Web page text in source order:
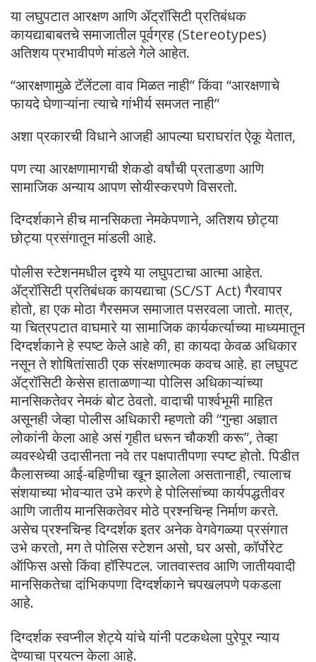
या लघुपटात ​आरक्षण आणि ॲट्रॉसिटी प्रतिबंधक
कायद्याबाबतचे समाजातील पूर्वग्रह (Stereotypes)
अतिशय प्रभावीपणे मांडले गेले आहेत.
“आरक्षणामुळे टॅलेंटला वाव मिळत नाही” किंवा “आरक्षणाचे
फायदे घेणाऱ्यांना त्याचे गांभीर्य समजत नाही”
अशा प्रकारची विधाने आजही आपल्या घराघरांत ऐकू येतात,
पण त्या आरक्षणामागची शेकडो वर्षांची प्रताडणा आणि
सामाजिक अन्याय आपण सोयीस्करपणे विसरतो.
दिग्दर्शकाने हीच मानसिकता नेमकेपणाने, अतिशय छोट्या
छोट्या प्रसंगातून मांडली आहे.
​पोलीस स्टेशनमधील दृश्ये या लघुपटाचा आत्मा आहेत.
ॲट्रॉसिटी प्रतिबंधक कायद्याचा (SC/ST Act) गैरवापर
होतो, हा एक मोठा गैरसमज समाजात पसरवला जातो. मात्र,
या चित्रपटात वाघमारे या सामाजिक कार्यकर्त्याच्या माध्यमातून
दिग्दर्शकाने हे स्पष्ट केले आहे की, हा कायदा केवळ अधिकार
नसून ते शोषितांसाठी एक संरक्षणात्मक कवच आहे. ​हा लघुपट
ॲट्रॉसिटी केसेस हाताळणाऱ्या पोलिस अधिकाऱ्यांच्या
मानसिकतेवर नेमकं बोट ठेवतो. वादाची पार्श्वभूमी माहित
असूनही जेव्हा पोलीस अधिकारी म्हणतो की “गुन्हा अज्ञात
लोकांनी केला आहे असं गृहीत धरून चौकशी करू”, तेव्हा
व्यवस्थेची उदासीनता नवे तर पक्षपातीपणा स्पष्ट होतो. पिडीत
कैलासच्या आई-बहिणीचा खून झालेला असतानाही, त्यालाच
संशयाच्या भोवऱ्यात उभे करणे हे पोलिसांच्या कार्यपद्धतीवर
आणि जातीय मानसिकतेवर मोठे प्रश्नचिन्ह निर्माण करते.
असेच प्रश्नचिन्ह दिग्दर्शक इतर अनेक वेगवेगळ्या प्रसंगात
उभे करतो, मग ते पोलिस स्टेशन असो, घर असो, कॉर्पोरेट
ऑफिस असो किंवा हॉस्पिटल. जातवास्तव आणि जातीयवादी
मानसिकतेचा दांभिकपणा दिग्दर्शकाने चपखलपणे पकडला
आहे.
दिग्दर्शक ​स्वप्नील शेट्ये यांचे यांनी पटकथेला पुरेपूर न्याय
देण्याचा प्रयत्न केला आहे.